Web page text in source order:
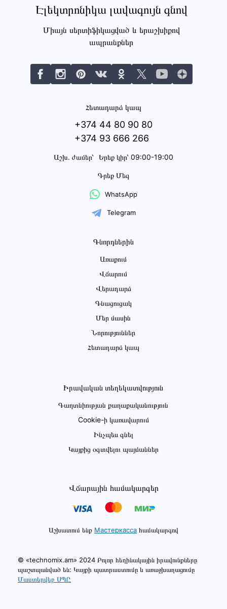
Էլեկտրոնիկա լավագույն գնով
Միայն սերտիֆիկացված և երաշխիքով
ապրանքներ
Հետադարձ կապ
+374 44 80 90 80
+374 93 666 266
Աշխ․ ժամեր՝ Երեք կիր՝ 09:00-19:00
Գրեք Մեզ
WhatsApp
Telegram
Գնորդներին
Առաքում
Վճարում
Վերադարձ
Գնացուցակ
Մեր մասին
Նորություններ
Հետադարձ կապ
Իրավական տեղեկատվություն
Գաղտնիության քաղաքականություն
Cookie-ի կառավարում
Ինչպես գնել
Կայքից օգտվելու պայմաններ
Վճարային համակարգեր
Աշխատում ենք Мастеркасса համակարգով
© «technomix.am» 2024 Բոլոր հեղինակային իրավունքները
պաշտպանված են: Կայքի պատրաստումը և առաջխաղացումը
Մաստերվեբ ՍՊԸ